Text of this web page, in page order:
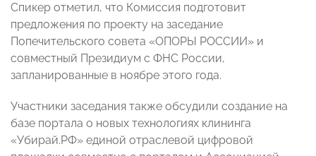
Спикер отметил, что Комиссия подготовит
предложения по проекту на заседание
Попечительского совета «ОПОРЫ РОССИИ» и
совместный Президиум с ФНС России,
запланированные в ноябре этого года.
Участники заседания также обсудили создание на
базе портала о новых технологиях клининга
«Убирай.РФ» единой отраслевой цифровой